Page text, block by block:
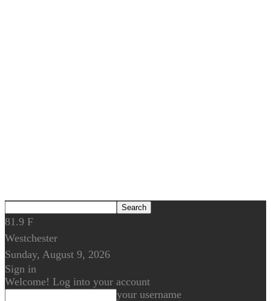
81.9 F
Westchester
Sunday, August 9, 2026
Sign in
Welcome! Log into your account
your username